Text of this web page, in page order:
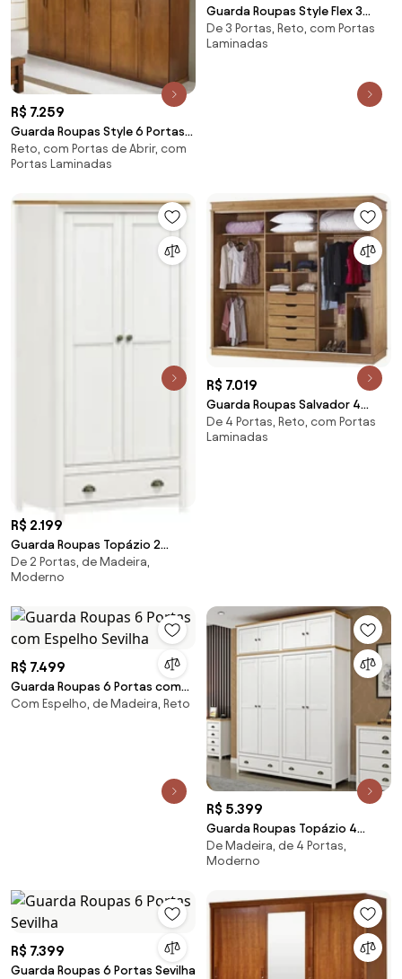
R$ 7.259
Guarda Roupas Style 6 Portas
Domus Móveis -
Reto, com Portas de Abrir, com
Portas Laminadas
Guarda Roupas Style Flex 3
Portas De Correr Domus
Móveis
De 3 Portas, Reto, com Portas
Laminadas
R$ 2.199
Guarda Roupas Topázio 2
Portas 1 Gaveta Finestra Móveis
De 2 Portas, de Madeira,
Moderno
R$ 7.019
Guarda Roupas Salvador 4
Portas De Correr Domus
Móveis - Tipo 1
De 4 Portas, Reto, com Portas
Laminadas
R$ 7.499
Guarda Roupas 6 Portas com
Espelho Sevilha
Com Espelho, de Madeira, Reto
R$ 5.399
Guarda Roupas Topázio 4
Portas 2 Gavetas C/ Maleiro
Finestra Móveis
De Madeira, de 4 Portas,
Moderno
R$ 7.399
Guarda Roupas 6 Portas Sevilha